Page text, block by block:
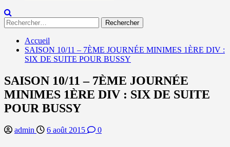
Rechercher :
Accueil
SAISON 10/11 – 7ÈME JOURNÉE MINIMES 1ÈRE DIV :
SIX DE SUITE POUR BUSSY
SAISON 10/11 – 7ÈME JOURNÉE
MINIMES 1ÈRE DIV : SIX DE SUITE
POUR BUSSY
admin 6 août 2015 0